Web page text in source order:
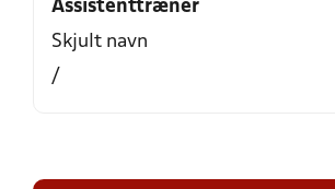
Assistenttræner
Skjult navn
/